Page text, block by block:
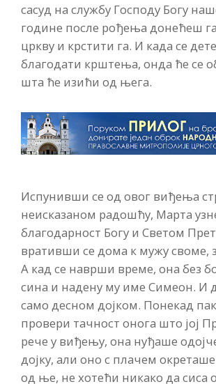
сасуд на службу Господу Богу
године после рођења донећеш
цркву и крстити га. И када се
благодати крштења, онда ће се
шта ће изићи од њега.
Испунивши се од овог виђења
неисказаном радошћу, Марта
благодарност Богу и Светом
вративши се дома к мужу своме,
А кад се наврши време, она без
сина и надену му име Симеон. И
само десном дојком. Понекад
провери тачност онога што јој
рече у виђењу, она нуђаше
дојку, али оно с плачем
од ње, не хотећи никако да сиса